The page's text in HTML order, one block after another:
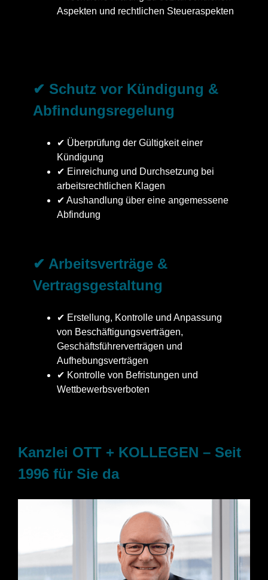
Aspekten und rechtlichen Steueraspekten
✔ Schutz vor Kündigung &
Abfindungsregelung
✔ Überprüfung der Gültigkeit einer
Kündigung
✔ Einreichung und Durchsetzung bei
arbeitsrechtlichen Klagen
✔ Aushandlung über eine angemessene
Abfindung
✔ Arbeitsverträge &
Vertragsgestaltung
✔ Erstellung, Kontrolle und Anpassung
von Beschäftigungsverträgen,
Geschäftsführerverträgen und
Aufhebungsverträgen
✔ Kontrolle von Befristungen und
Wettbewerbsverboten
Kanzlei OTT + KOLLEGEN – Seit
1996 für Sie da